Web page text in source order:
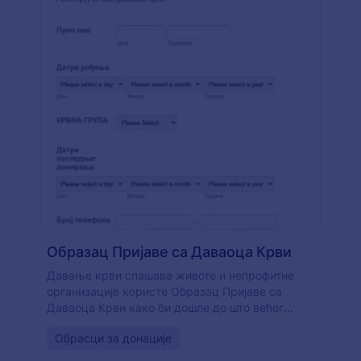
Образац Пријаве са Даваоца Крви
Давање крви спашава животе и непрофитне
организације користе Образац Пријаве са
Даваоца Крви како би дошле до што већег
давање крви и желиш да допреш до више
Go to Category:
Обрасци за донације